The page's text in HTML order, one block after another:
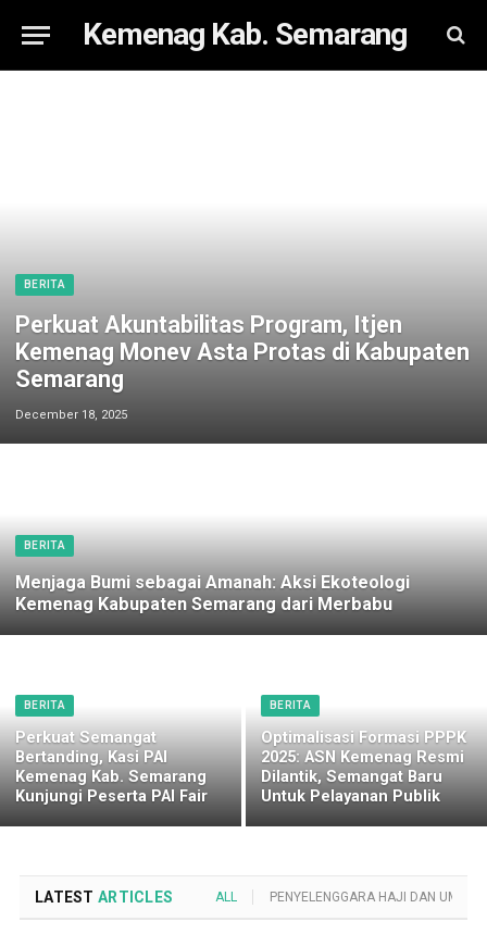
Kemenag Kab. Semarang
BERITA
Perkuat Akuntabilitas Program, Itjen
Kemenag Monev Asta Protas di Kabupaten
Semarang
December 18, 2025
BERITA
Menjaga Bumi sebagai Amanah: Aksi Ekoteologi
Kemenag Kabupaten Semarang dari Merbabu
BERITA
Perkuat Semangat
Bertanding, Kasi PAI
Kemenag Kab. Semarang
Kunjungi Peserta PAI Fair
BERITA
Optimalisasi Formasi PPPK
2025: ASN Kemenag Resmi
Dilantik, Semangat Baru
Untuk Pelayanan Publik
LATEST ARTICLES ALL PENYELENGGARA HAJI DAN UMROH